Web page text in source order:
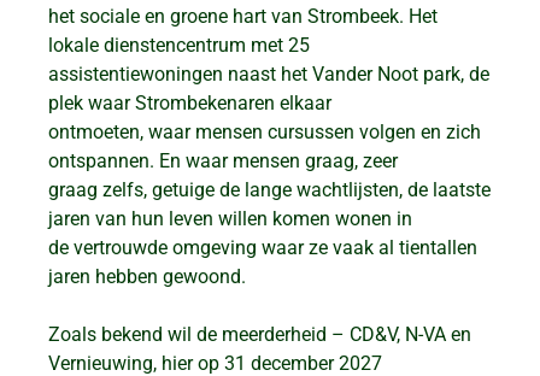
het sociale en groene hart van Strombeek. Het
lokale dienstencentrum met 25
assistentiewoningen naast het Vander Noot park, de
plek waar Strombekenaren elkaar
ontmoeten, waar mensen cursussen volgen en zich
ontspannen. En waar mensen graag, zeer
graag zelfs, getuige de lange wachtlijsten, de laatste
jaren van hun leven willen komen wonen in
de vertrouwde omgeving waar ze vaak al tientallen
jaren hebben gewoond.
Zoals bekend wil de meerderheid – CD&V, N-VA en
Vernieuwing, hier op 31 december 2027